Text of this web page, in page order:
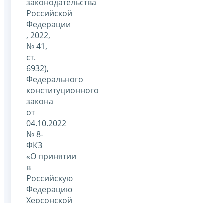
законодательства
Российской
Федерации
, 2022,
№ 41,
ст.
6932),
Федерального
конституционного
закона
от
04.10.2022
№ 8-
ФКЗ
«О принятии
в
Российскую
Федерацию
Херсонской